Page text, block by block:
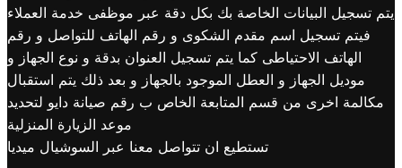
يتم تسجيل البيانات الخاصة بك بكل دقة عبر موظفى خدمة العملاء
فيتم تسجيل اسم مقدم الشكوى و رقم الهاتف للتواصل و رقم
الهاتف الاحتياطى كما يتم تسجيل العنوان بدقة و نوع الجهاز و
موديل الجهاز و العطل الموجود بالجهاز و بعد ذلك يتم استقبال
مكالمة اخرى من قسم المتابعة الخاص ب رقم صيانة دايو لتحديد
موعد الزيارة المنزلية
تستطيع ان تتواصل معنا عبر السوشيال ميديا